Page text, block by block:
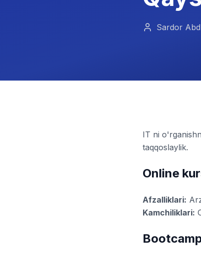
Sardor
IT ni
taqqoslaylik.
Online
Afzalliklari:
Kamchiliklari: